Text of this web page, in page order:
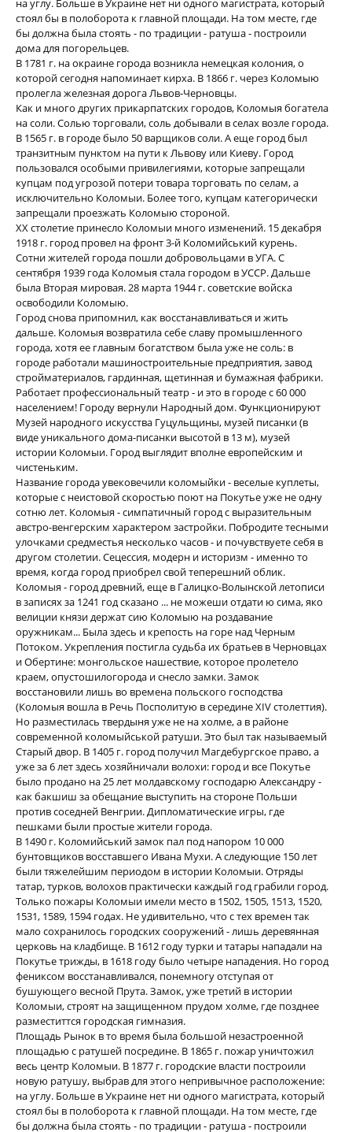
на углу. Больше в Украине нет ни одного магистрата, который
стоял бы в полоборота к главной площади. На том месте, где
бы должна была стоять - по традиции - ратуша - построили
дома для погорельцев.
В 1781 г. на окраине города возникла немецкая колония, о
которой сегодня напоминает кирха. В 1866 г. через Коломыю
пролегла железная дорога Львов-Черновцы.
Как и много других прикарпатских городов, Коломыя богатела
на соли. Солью торговали, соль добывали в селах возле города.
В 1565 г. в городе было 50 варщиков соли. А еще город был
транзитным пунктом на пути к Львову или Киеву. Город
пользовался особыми привилегиями, которые запрещали
купцам под угрозой потери товара торговать по селам, а
исключительно Коломыи. Более того, купцам категорически
запрещали проезжать Коломыю стороной.
ХХ столетие принесло Коломыи много изменений. 15 декабря
1918 г. город провел на фронт 3-й Коломийський курень.
Сотни жителей города пошли добровольцами в УГА. С
сентября 1939 года Коломыя стала городом в УССР. Дальше
была Вторая мировая. 28 марта 1944 г. советские войска
освободили Коломыю.
Город снова припомнил, как восстанавливаться и жить
дальше. Коломыя возвратила себе славу промышленного
города, хотя ее главным богатством была уже не соль: в
городе работали машиностроительные предприятия, завод
стройматериалов, гардинная, щетинная и бумажная фабрики.
Работает профессиональный театр - и это в городе с 60 000
населением! Городу вернули Народный дом. Функционируют
Музей народного искусства Гуцульщины, музей писанки (в
виде уникального дома-писанки высотой в 13 м), музей
истории Коломыи. Город выглядит вполне европейским и
чистеньким.
Название города увековечили коломыйки - веселые куплеты,
которые с неистовой скоростью поют на Покутье уже не одну
сотню лет. Коломыя - симпатичный город с выразительным
австро-венгерским характером застройки. Побродите тесными
улочками средместья несколько часов - и почувствуете себя в
другом столетии. Сецессия, модерн и историзм - именно то
время, когда город приобрел свой теперешний облик.
Коломыя - город древний, еще в Галицко-Волынской летописи
в записях за 1241 год сказано ... не можеши отдати ю сима, яко
велиции князи держат сию Коломыю на роздавание
оружникам... Была здесь и крепость на горе над Черным
Потоком. Укрепления постигла судьба их братьев в Черновцах
и Обертине: монгольское нашествие, которое пролетело
краем, опустошилогорода и снесло замки. Замок
восстановили лишь во времена польского господства
(Коломыя вошла в Речь Посполитую в середине XІV столеттия).
Но разместилась твердыня уже не на холме, а в районе
современной коломыйськой ратуши. Это был так называемый
Старый двор. В 1405 г. город получил Магдебургское право, а
уже за 6 лет здесь хозяйничали волохи: город и все Покутье
было продано на 25 лет молдавскому господарю Александру -
как бакшиш за обещание выступить на стороне Польши
против соседней Венгрии. Дипломатические игры, где
пешками были простые жители города.
В 1490 г. Коломийський замок пал под напором 10 000
бунтовщиков восставшего Ивана Мухи. А следующие 150 лет
были тяжелейшим периодом в истории Коломыи. Отряды
татар, турков, волохов практически каждый год грабили город.
Только пожары Коломыи имели место в 1502, 1505, 1513, 1520,
1531, 1589, 1594 годах. Не удивительно, что с тех времен так
мало сохранилось городских сооружений - лишь деревянная
церковь на кладбище. В 1612 году турки и татары нападали на
Покутье трижды, в 1618 году было четыре нападения. Но город
фениксом восстанавливался, понемногу отступая от
бушующего весной Прута. Замок, уже третий в истории
Коломыи, строят на защищенном прудом холме, где позднее
разместиттся городская гимназия.
Площадь Рынок в то время была большой незастроенной
площадью с ратушей посредине. В 1865 г. пожар уничтожил
весь центр Коломыи. В 1877 г. городские власти построили
новую ратушу, выбрав для этого непривычное расположение:
на углу. Больше в Украине нет ни одного магистрата, который
стоял бы в полоборота к главной площади. На том месте, где
бы должна была стоять - по традиции - ратуша - построили